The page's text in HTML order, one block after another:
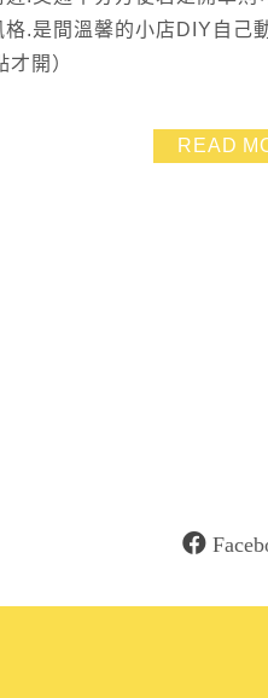
.是間溫馨的小店DIY自
開）
READ